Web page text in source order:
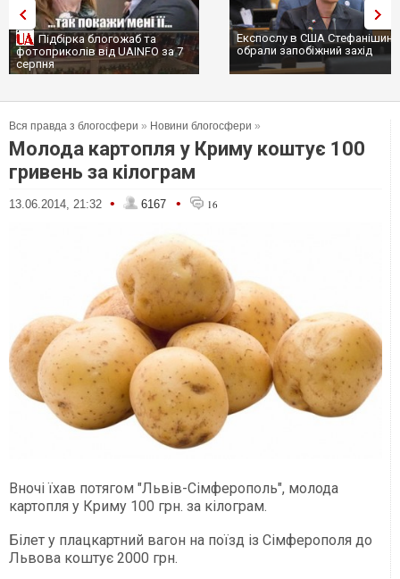
Підбірка блогожаб та
фотоприколів від UAINFO за 7
серпня
Експослу в США
обрали запобіжний захід
Вся правда з блогосфери » Новини блогосфери »
Молода картопля у Криму коштує 100
гривень за кілограм
13.06.2014, 21:32 • 6167 • 16
Вночі їхав потягом "Львів-Сімферополь", молода
картопля у Криму 100 грн. за кілограм.
Білет у плацкартний вагон на поїзд із Сімферополя до
Львова коштує 2000 грн.